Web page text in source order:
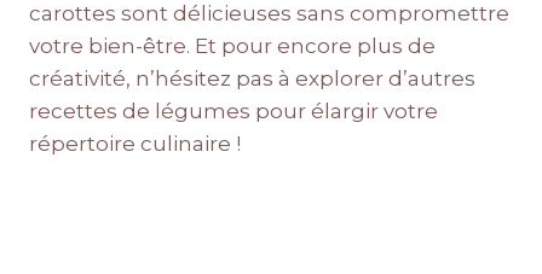
carottes sont délicieuses sans compromettre
votre bien-être. Et pour encore plus de
créativité, n’hésitez pas à explorer d’autres
recettes de légumes pour élargir votre
répertoire culinaire !